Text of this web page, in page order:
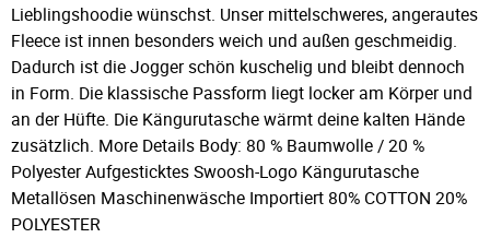
Lieblingshoodie wünschst. Unser mittelschweres, angerautes
Fleece ist innen besonders weich und außen geschmeidig.
Dadurch ist die Jogger schön kuschelig und bleibt dennoch
in Form. Die klassische Passform liegt locker am Körper und
an der Hüfte. Die Kängurutasche wärmt deine kalten Hände
zusätzlich. More Details Body: 80 % Baumwolle / 20 %
Polyester Aufgesticktes Swoosh-Logo Kängurutasche
Metallösen Maschinenwäsche Importiert 80% COTTON 20%
POLYESTER